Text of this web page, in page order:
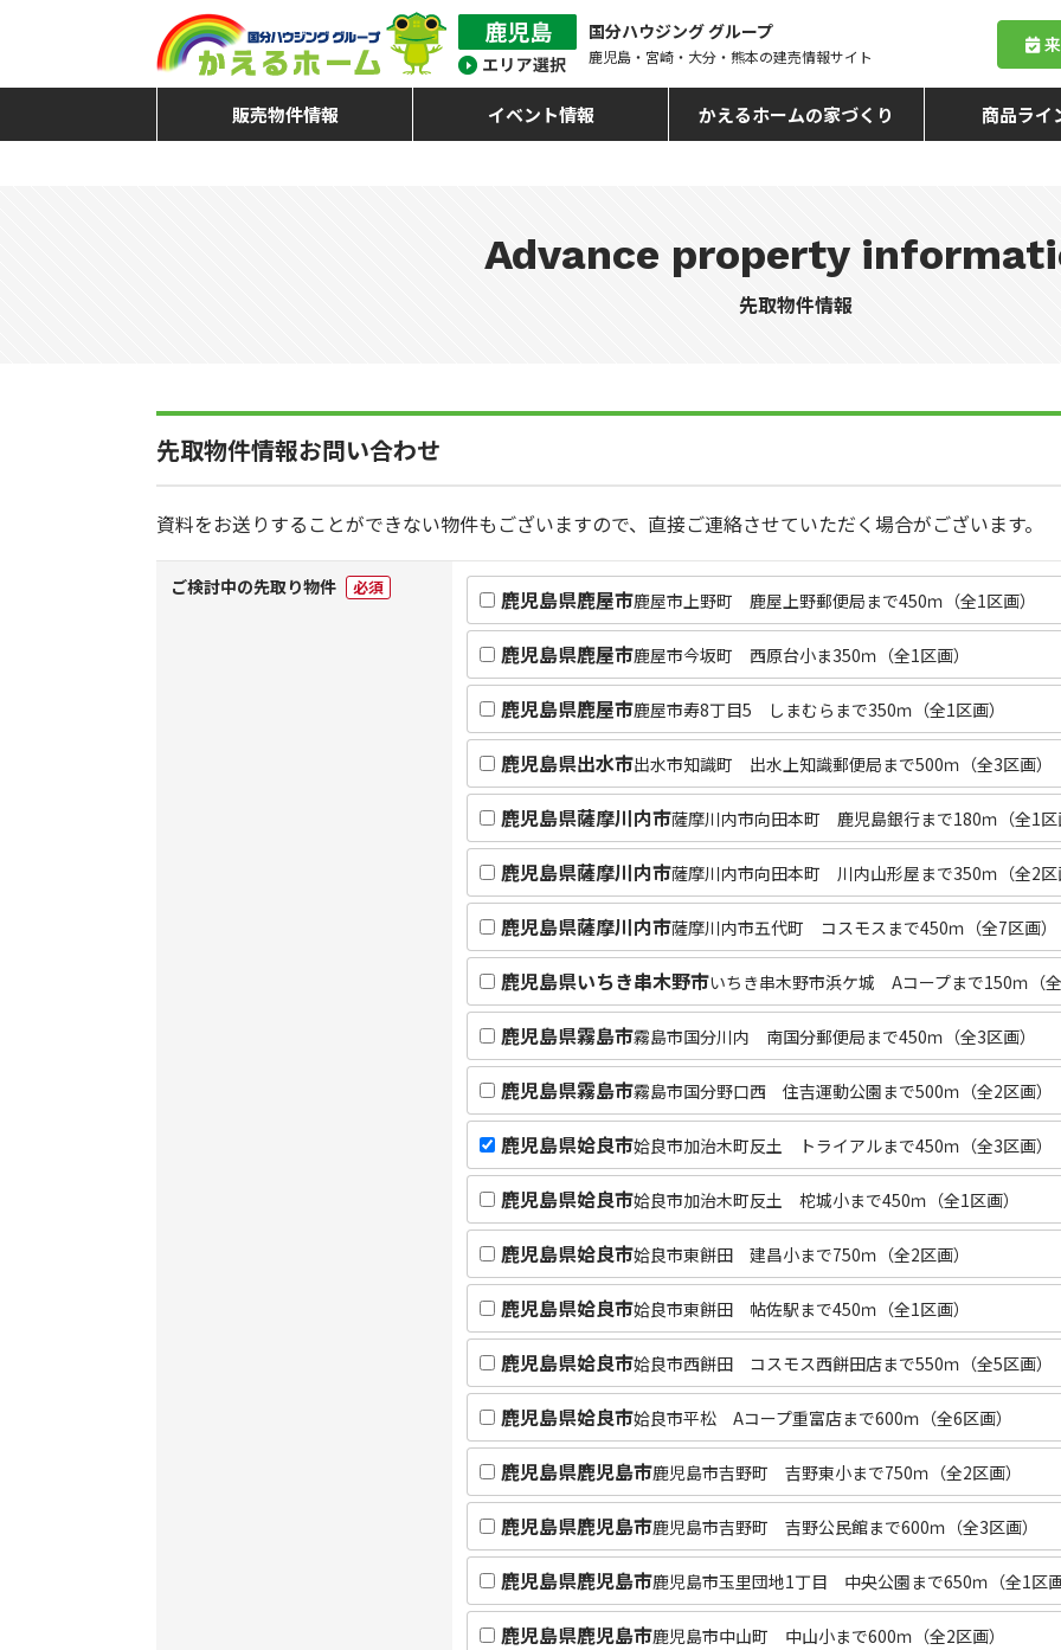
国分ハウジング グループ
鹿児島・宮崎・大分・熊本の建売情報サイト
販売物件情報 イベント情報 かえるホームの家づくり 商品ライ
Advance property
先取物件情報
先取物件情報お問い合わせ
資料をお送りすることができない物件もございますので、直接ご連絡させていただく場合がございます。
ご検討中の先取り物件 必須 鹿児島県鹿屋市鹿屋市上野町 鹿屋上野郵便局まで450ｍ（全1区画）
鹿児島県鹿屋市鹿屋市今坂町 西原台小ま350ｍ（全1区画）
鹿児島県鹿屋市鹿屋市寿8丁目5 しまむらまで350ｍ（全1区画）
鹿児島県出水市出水市知識町 出水上知識郵便局まで500ｍ（全3区画）
鹿児島県薩摩川内市薩摩川内市向田本町 鹿児島銀行まで180ｍ（全1区
鹿児島県薩摩川内市薩摩川内市向田本町 川内山形屋まで350ｍ（全2区
鹿児島県薩摩川内市薩摩川内市五代町 コスモスまで450ｍ（全7区画）
鹿児島県いちき串木野市いちき串木野市浜ケ城 Aコープまで150ｍ（
鹿児島県霧島市霧島市国分川内 南国分郵便局まで450ｍ（全3区画）
鹿児島県霧島市霧島市国分野口西 住吉運動公園まで500ｍ（全2区画）
鹿児島県姶良市姶良市加治木町反土 トライアルまで450ｍ（全3区画）
鹿児島県姶良市姶良市加治木町反土 柁城小まで450ｍ（全1区画）
鹿児島県姶良市姶良市東餅田 建昌小まで750ｍ（全2区画）
鹿児島県姶良市姶良市東餅田 帖佐駅まで450ｍ（全1区画）
鹿児島県姶良市姶良市西餅田 コスモス西餅田店まで550ｍ（全5区画）
鹿児島県姶良市姶良市平松 Aコープ重富店まで600ｍ（全6区画）
鹿児島県鹿児島市鹿児島市吉野町 吉野東小まで750ｍ（全2区画）
鹿児島県鹿児島市鹿児島市吉野町 吉野公民館まで600ｍ（全3区画）
鹿児島県鹿児島市鹿児島市玉里団地1丁目 中央公園まで650ｍ（全1区
鹿児島県鹿児島市鹿児島市中山町 中山小まで600ｍ（全2区画）